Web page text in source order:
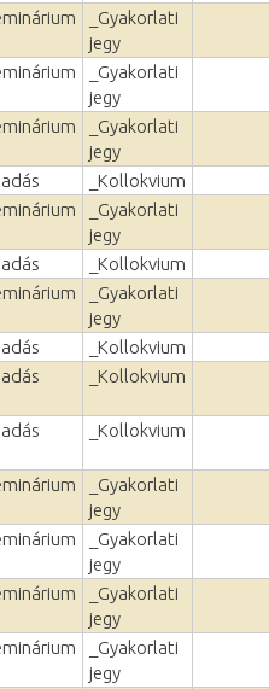
_Gyakorlati
jegy
_Gyakorlati
jegy
_Gyakorlati
jegy
_Kollokvium
_Gyakorlati
jegy
_Kollokvium
_Gyakorlati
jegy
_Kollokvium
_Kollokvium
_Kollokvium
_Gyakorlati
jegy
_Gyakorlati
jegy
_Gyakorlati
jegy
_Gyakorlati
jegy